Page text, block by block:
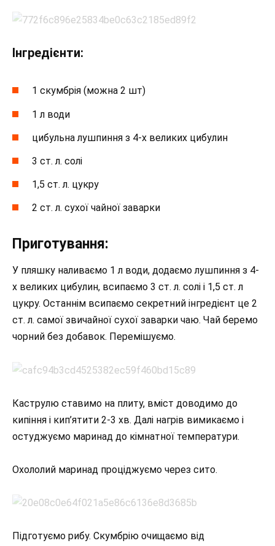
Інгредієнти:
1 скумбрія (можна 2 шт)
1 л води
цибульна лушпиння з 4-х великих цибулин
3 ст. л. солі
1,5 ст. л. цукру
2 ст. л. сухої чайної заварки
Приготування:
У пляшку наливаємо 1 л води, додаємо лушпиння з 4-
х великих цибулин, всипаємо 3 ст. л. солі і 1,5 ст. л
цукру. Останнім всипаємо секретний інгредієнт це 2
ст. л. самої звичайної сухої заварки чаю. Чай беремо
чорний без добавок. Перемішуємо.
Каструлю ставимо на плиту, вміст доводимо до
кипіння і кип’ятити 2-3 хв. Далі нагрів вимикаємо і
остуджуємо маринад до кімнатної температури.
Охололий маринад проціджуємо через сито.
Підготуємо рибу. Скумбрію очищаємо від